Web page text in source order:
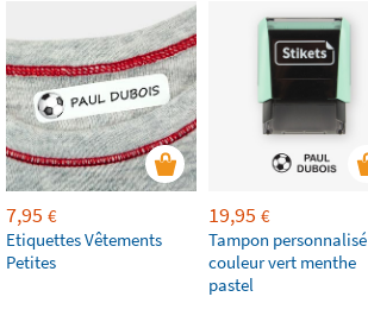
7,95 €
Etiquettes Vêtements
Petites
19,95 €
Tampon personnalisé
couleur vert menthe
pastel